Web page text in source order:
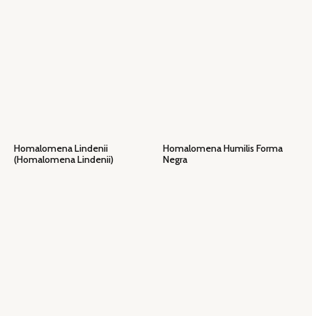
Homalomena Lindenii
(Homalomena Lindenii)
Homalomena Humilis Forma
Negra